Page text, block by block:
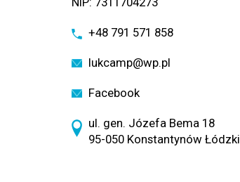
+48 791 571 858
lukcamp@wp.pl
Facebook
ul. gen. Józefa Bema 18
95-050 Konstantynów Łódzki